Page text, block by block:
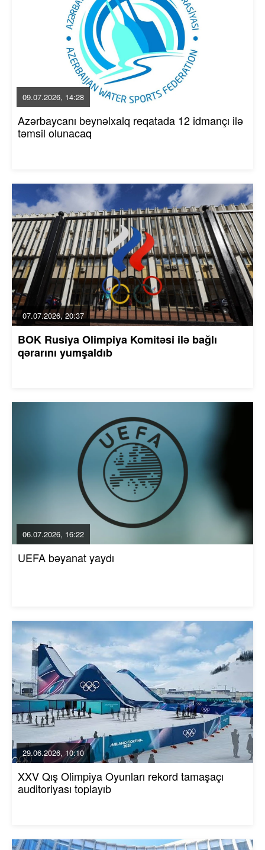
09.07.2026, 14:28
Azərbaycanı beynəlxalq reqatada 12 idmançı ilə
təmsil olunacaq
07.07.2026, 20:37
BOK Rusiya Olimpiya Komitəsi ilə bağlı
qərarını yumşaldıb
06.07.2026, 16:22
UEFA bəyanat yaydı
29.06.2026, 10:10
XXV Qış Olimpiya Oyunları rekord tamaşaçı
auditoriyası toplayıb